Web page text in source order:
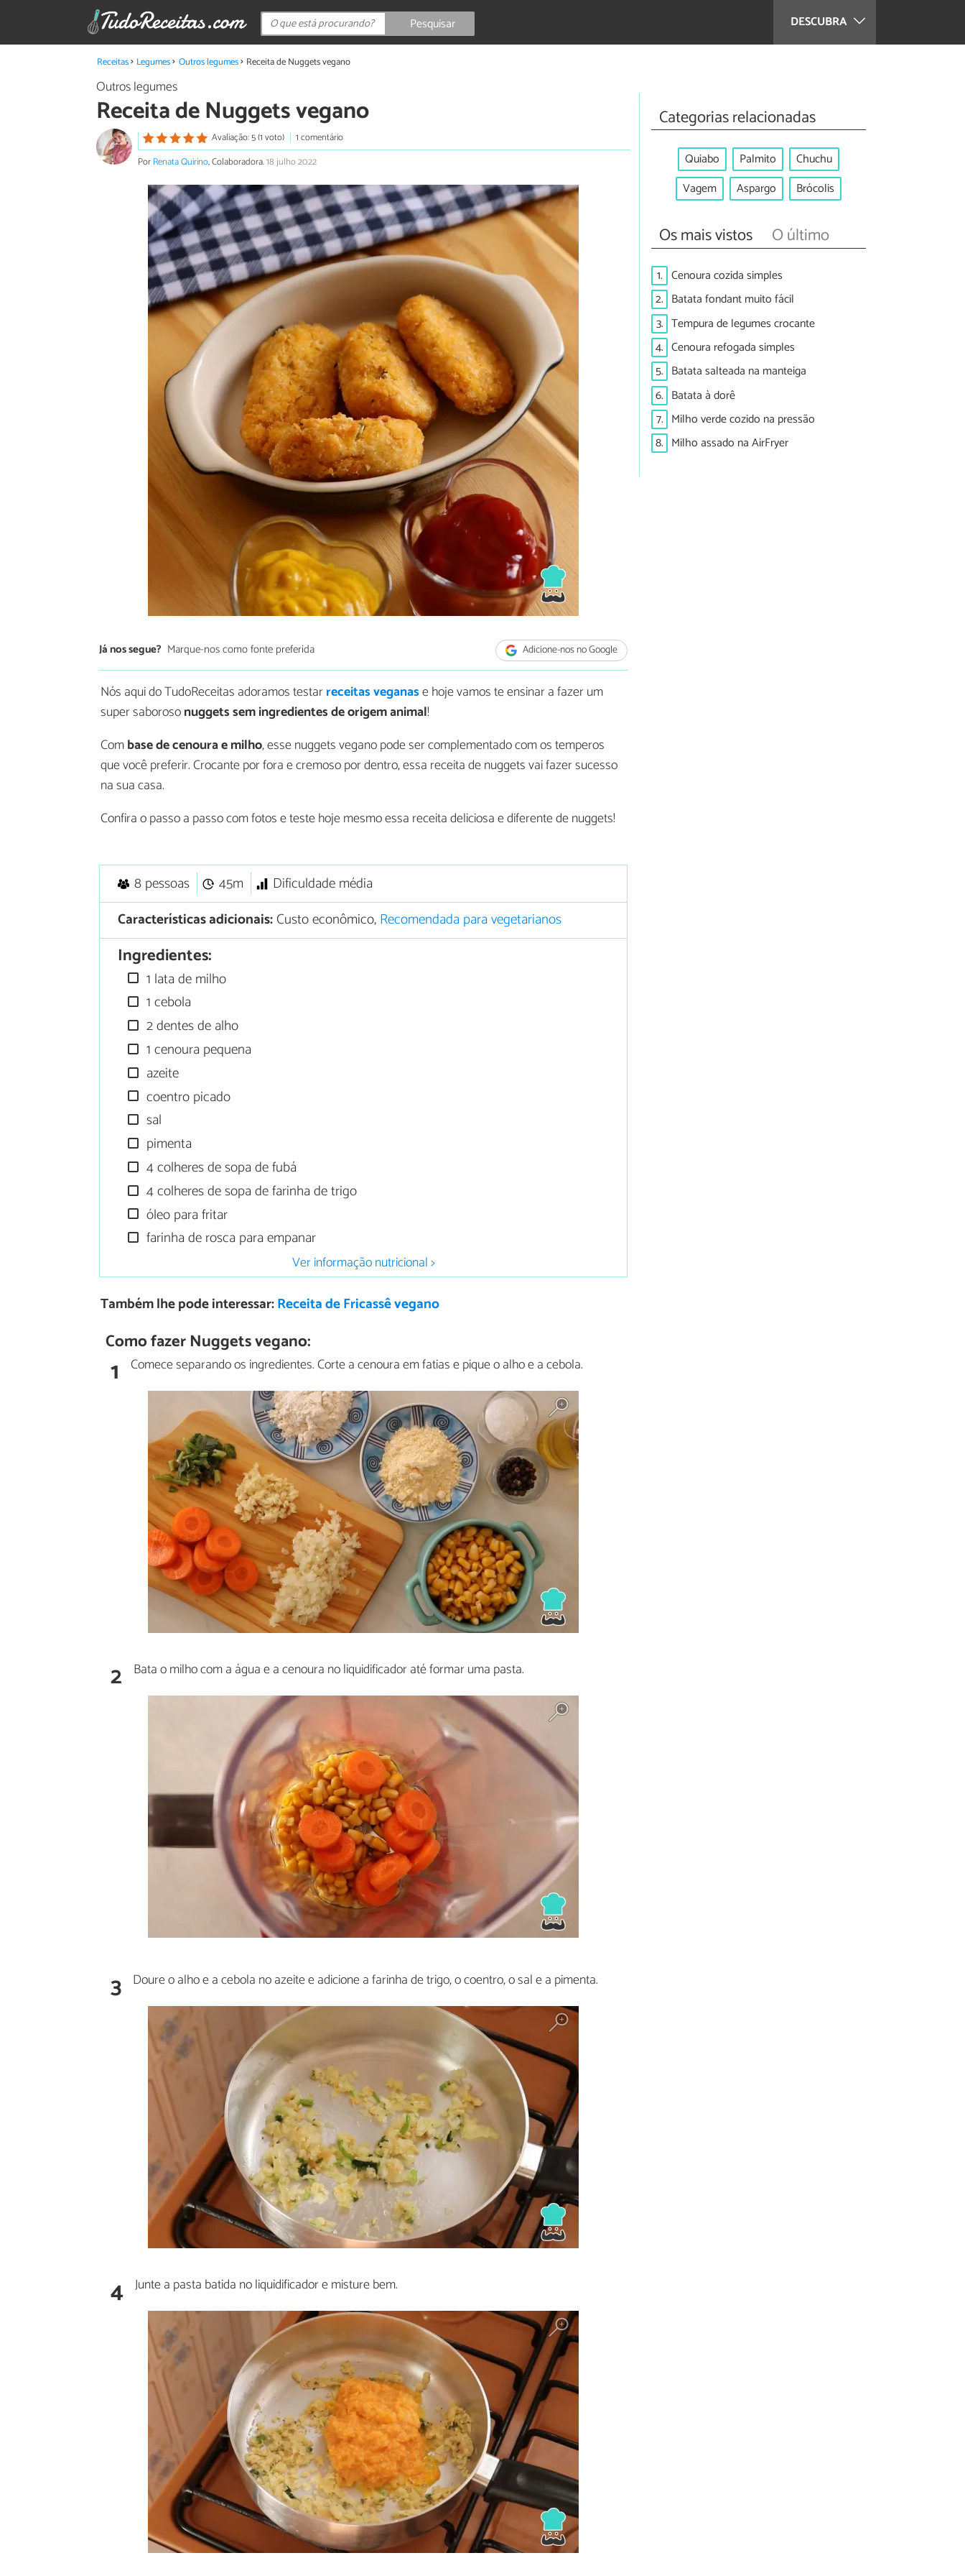
DESCUBRA
Pesquisar
Receitas Legumes Outros legumes Receita de Nuggets vegano
Outros legumes
Receita de Nuggets vegano
Avaliação: 5 (1 voto)
1 comentário
PorRenata Quirino, Colaboradora.18 julho 2022
Já nos segue? Marque-nos como fonte preferida Adicione-nos no Google
Nós aqui do TudoReceitas adoramos testarreceitas veganase hoje vamos te ensinar a fazer um
super saborosonuggets sem ingredientes de origem animal!
Combase de cenoura e milho, esse nuggets vegano pode ser complementado com os temperos
que você preferir. Crocante por fora e cremoso por dentro, essa receita de nuggets vai fazer sucesso
na sua casa.
Confira o passo a passo com fotos e teste hoje mesmo essa receita deliciosa e diferente de nuggets!
8 pessoas 45m
Dificuldade média
Características adicionais:Custo econômico,Recomendada para vegetarianos
Ingredientes:
1 lata de milho
1 cebola
2 dentes de alho
1 cenoura pequena
azeite
coentro picado
sal
pimenta
4 colheres de sopa de fubá
4 colheres de sopa de farinha de trigo
óleo para fritar
farinha de rosca para empanar
Ver informação nutricional >
Também lhe pode interessar:Receita de Fricassê vegano
Como fazer Nuggets vegano:
1 Comece separando os ingredientes. Corte a cenoura em fatias e pique o alho e a cebola.
2 Bata o milho com a água e a cenoura no liquidificador até formar uma pasta.
3 Doure o alho e a cebola no azeite e adicione a farinha de trigo, o coentro, o sal e a pimenta.
4 Junte a pasta batida no liquidificador e misture bem.
Categorias relacionadas
Quiabo Palmito
Chuchu
Vagem
Aspargo Brócolis
Os mais vistos O último
1. Cenoura cozida simples
2. Batata fondant muito fácil
3. Tempura de legumes crocante
4. Cenoura refogada simples
5. Batata salteada na manteiga
6. Batata à dorê
7. Milho verde cozido na pressão
8. Milho assado na AirFryer